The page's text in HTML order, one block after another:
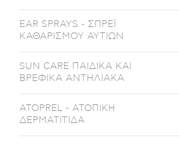
EAR SPRAYS - ΣΠΡΕΪ
ΚΑΘΑΡΙΣΜΟΥ ΑΥΤΙΩΝ
SUN CARE ΠΑΙΔΙΚΑ ΚΑΙ
ΒΡΕΦΙΚΑ ΑΝΤΗΛΙΑΚΑ
ATOPREL - ΑΤΟΠΙΚΗ
ΔΕΡΜΑΤΙΤΙΔΑ